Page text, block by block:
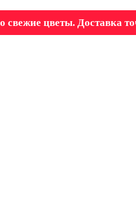
свежие цветы. Доставка